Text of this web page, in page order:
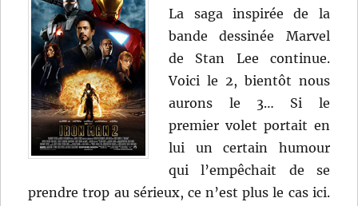
La saga inspirée de la
bande dessinée Marvel
de Stan Lee continue.
Voici le 2, bientôt nous
aurons le 3… Si le
premier volet portait en
lui un certain humour
qui l’empêchait de se
prendre trop au sérieux, ce n’est plus le cas ici.